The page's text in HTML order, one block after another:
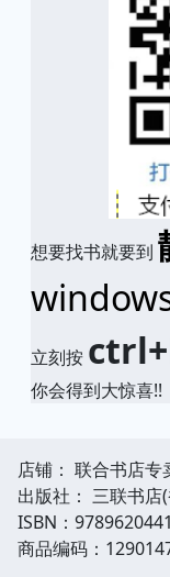
想要找书就要到
立刻按
你会得到大惊喜!!
店铺： 联合书店专
出版社： 三联书店
ISBN：
商品编码：